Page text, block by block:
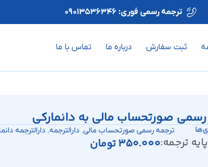
ترجمه رسمی فوری: 09013536346
ثبت سفارش درباره ما تماس با ما
صورتحساب مالی به دانمارکی
ترجمه رسمی صورتحساب مالی, دارالترجمه, دارالترجمه
ترجمه:350.000تومان